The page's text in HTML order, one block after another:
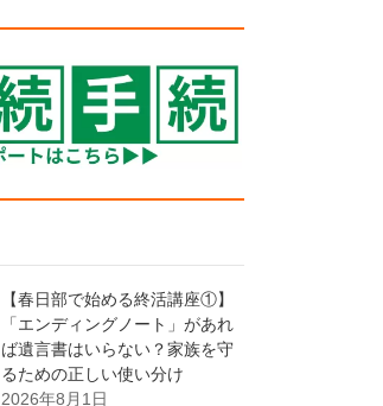
【春日部で始める終活講座①】
「エンディングノート」があれ
ば遺言書はいらない？家族を守
るための正しい使い分け
2026年8月1日